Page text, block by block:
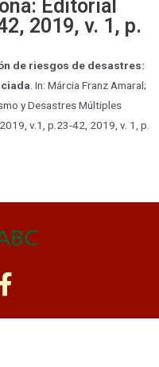
Editorial
2019, v. 1, p.
de riesgos de desastres:
. In: Márcia Franz Amaral;
y Desastres Múltiples
v.1, p.23-42, 2019, v. 1, p.